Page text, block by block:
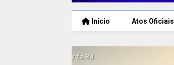
Início Atos Oficiais